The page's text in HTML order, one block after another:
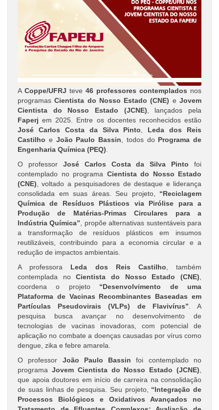
A Coppe/UFRJ teve 46 professores contemplados nos
programasCientista do Nosso Estado (CNE) eJovem
Cientista do Nosso Estado (JCNE), lançados pela
Faperj em 2025. Entre os docentes reconhecidos estão
José Carlos Costa da Silva Pinto, Leda dos Reis
Castilho e João Paulo Bassin, todos do Programa de
Engenharia Química (PEQ).
O professor José Carlos Costa da Silva Pinto foi
contemplado no programa Cientista do Nosso Estado
(CNE), voltado a pesquisadores de destaque e liderança
consolidada em suas áreas. Seu projeto, “Reciclagem
Química de Resíduos Plásticos via Pirólise para a
Produção de Matérias-Primas Circulares para a
Indústria Química”, propõe alternativas sustentáveis para
a transformação de resíduos plásticos em insumos
reutilizáveis, contribuindo para a economia circular e a
redução de impactos ambientais.
A professora Leda dos Reis Castilho, também
contemplada noCientista do Nosso Estado (CNE),
coordena o projeto “Desenvolvimento de uma
Plataforma de Vacinas Recombinantes Baseadas em
Partículas Pseudovirais (VLPs) de Flavivírus”. A
pesquisa busca avançar no desenvolvimento de
tecnologias de vacinas inovadoras, com potencial de
aplicação no combate a doenças causadas por vírus como
dengue, zika e febre amarela.
O professor João Paulo Bassin foi contemplado no
programa Jovem Cientista do Nosso Estado (JCNE),
que apoia doutores em início de carreira na consolidação
de suas linhas de pesquisa. Seu projeto, “Integração de
Processos Biológicos e Oxidativos Avançados no